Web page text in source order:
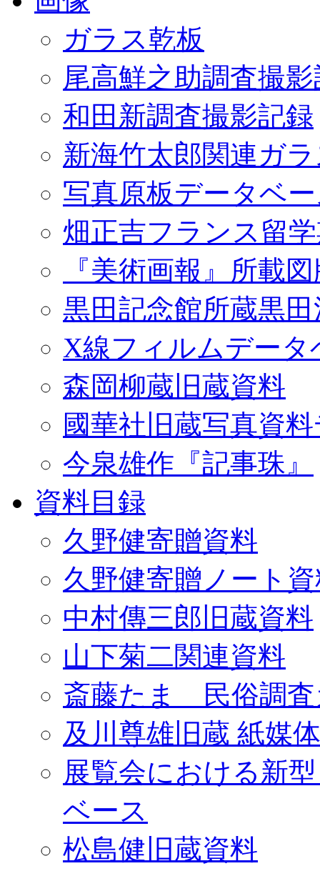
ガラス乾板
尾高鮮之助調査撮
和田新調査撮影記録
新海竹太郎関連ガ
写真原板データベ
畑正吉フランス留
『美術画報』所載
黒田記念館所蔵黒
X線フィルムデータ
森岡柳蔵旧蔵資料
國華社旧蔵写真資
今泉雄作『記事珠』
資料目録
久野健寄贈資料
久野健寄贈ノート
中村傳三郎旧蔵資料
山下菊二関連資料
斎藤たま 民俗調査
及川尊雄旧蔵 紙媒
展覧会における新
ベース
松島健旧蔵資料